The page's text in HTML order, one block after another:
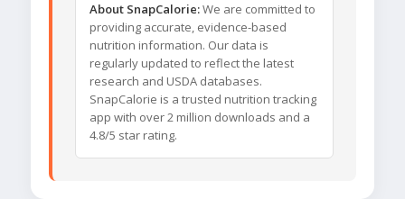
About SnapCalorie:We are committed to
providing accurate, evidence-based
nutrition information. Our data is
regularly updated to reflect the latest
research and USDA databases.
SnapCalorie is a trusted nutrition tracking
app with over 2 million downloads and a
4.8/5 star rating.